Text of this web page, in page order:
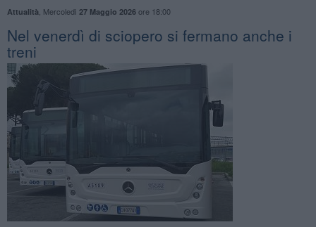
Attualità Mercoledì 27 Maggio 2026ore 18:00
Nel venerdì di sciopero si fermano anche i
treni